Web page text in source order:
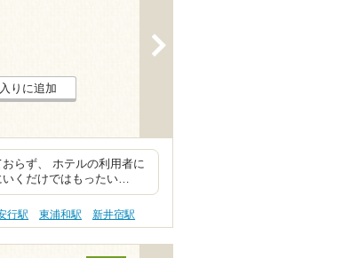
りに追加
らず、 ホテルの利用者に
いくだけではもったい…
行駅 東浦和駅 新井宿駅